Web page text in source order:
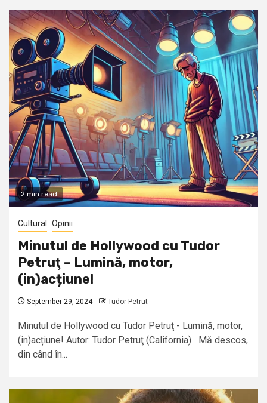
2 min read
Cultural Opinii
Minutul de Hollywood cu Tudor
Petruţ – Lumină, motor,
(in)acțiune!
September 29, 2024 Tudor Petrut
Minutul de Hollywood cu Tudor Petruţ - Lumină, motor,
(in)acțiune! Autor: Tudor Petruţ (California) Mă descos,
din când în...